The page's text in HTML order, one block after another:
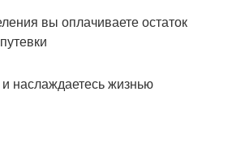
вы оплачиваете остаток
наслаждаетесь жизнью